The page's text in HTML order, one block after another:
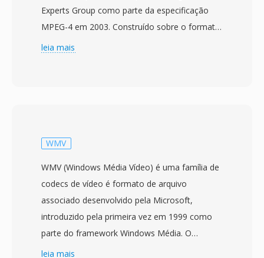
Experts Group como parte da especificação
MPEG-4 em 2003. Construído sobre o formato
de mídia base ISO (MPEG-4 Part 12), que por
H.264 ou H.265 com áudio AAC, embora
alternativos incluindo AV1, VP9, MPEG-4 Visual,
AC-3 e ALAC. O design suporta recursos
avançados como dicas de streaming para
download progressivo é streaming adaptativo,
marcadores de capitulo, múltiplas faixas de
leia mais
WMV
WMV (Windows Média Vídeo) é uma família de
codecs de vídeo é formato de arquivo
associado desenvolvido pela Microsoft,
introduzido pela primeira vez em 1999 como
parte do framework Windows Média. O
formato abrange várias geracoes de codecs,
leia mais